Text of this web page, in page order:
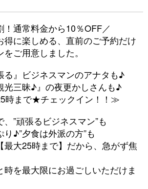
！通常料金から10％OFF／
得に楽しめる、直前のご予約だけ
ご用意しました。
る』ビジネスマンのアナタも♪
光三昧♪』の夜更かしさんも♪
まで★チェックイン！！≫
”頑張るビジネスマン”も
♪”夕食は外派の方”も
最大25時まで】だから、急がず焦
を最大限にお過ごしいただけま